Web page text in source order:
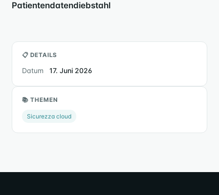
Patientendatendiebstahl
📋 DETAILS
Datum 17. Juni 2026
📚 THEMEN
Sicurezza cloud